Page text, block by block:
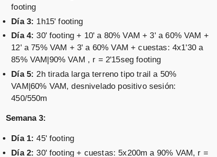
footing
Día 3: 1h15' footing
Día 4: 30' footing + 10' a 80% VAM + 3' a 60% VAM +
12' a 75% VAM + 3' a 60% VAM + cuestas: 4x1'30 a
85% VAM|90% VAM , r = 2'15seg footing
Día 5: 2h tirada larga terreno tipo trail a 50%
VAM|60% VAM, desnivelado positivo sesión:
450/550m
Semana 3:
Día 1: 45' footing
Día 2: 30' footing + cuestas: 5x200m a 90% VAM, r =